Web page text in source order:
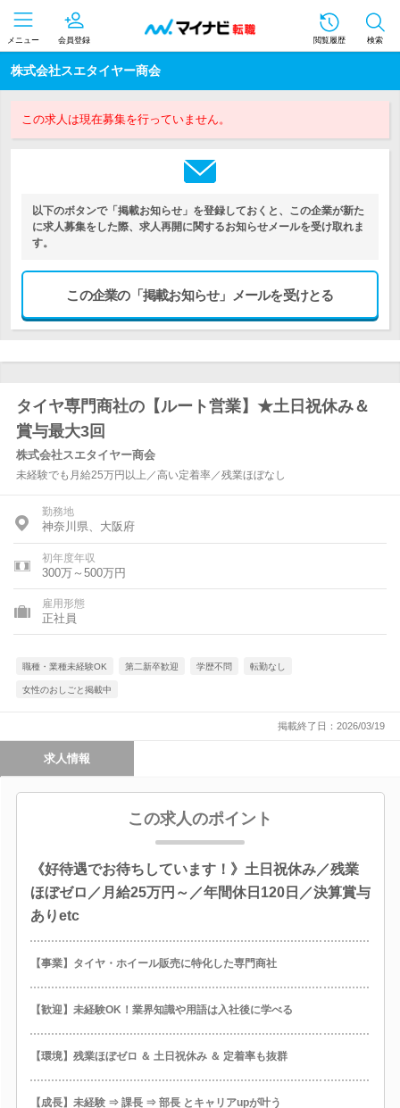
メニュー 会員登録 閲覧履歴 検索
株式会社スエタイヤー商会
この求人は現在募集を行っていません。
以下のボタンで「掲載お知らせ」を登録しておくと、この企業が新た
に求人募集をした際、求人再開に関するお知らせメールを受け取れま
す。
この企業の「掲載お知らせ」メールを受けとる
タイヤ専門商社の【ルート営業】★土日祝休み＆
賞与最大3回
株式会社スエタイヤー商会
未経験でも月給25万円以上／高い定着率／残業ほぼなし
勤務地
神奈川県、大阪府
初年度年収
300万～500万円
雇用形態
正社員
職種・業種未経験OK 第二新卒歓迎 学歴不問 転勤なし
女性のおしごと掲載中
掲載終了日：2026/03/19
求人情報
この求人のポイント
《好待遇でお待ちしています！》土日祝休み／残業
ほぼゼロ／月給25万円～／年間休日120日／決算賞与
ありetc
【事業】タイヤ・ホイール販売に特化した専門商社
【歓迎】未経験OK！業界知識や用語は入社後に学べる
【環境】残業ほぼゼロ ＆ 土日祝休み ＆ 定着率も抜群
【成長】未経験 ⇒ 課長 ⇒ 部長 とキャリアupが叶う